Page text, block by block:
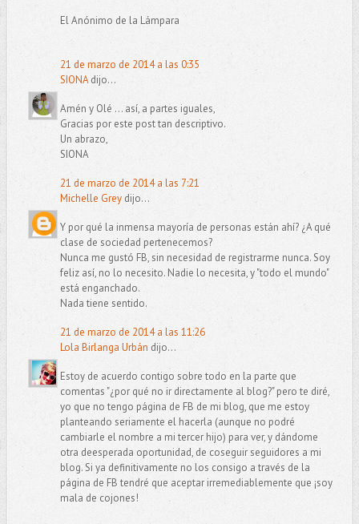
El Anónimo de la Lámpara
21 de marzo de 2014 a las 0:35
SIONAdijo...
Amén y Olé ... así, a partes iguales,
Gracias por este post tan descriptivo.
Un abrazo,
SIONA
21 de marzo de 2014 a las 7:21
Michelle Greydijo...
Y por qué la inmensa mayoría de personas están ahí? ¿A qué
clase de sociedad pertenecemos?
Nunca me gustó FB, sin necesidad de registrarme nunca. Soy
feliz así, no lo necesito. Nadie lo necesita, y "todo el mundo"
está enganchado.
Nada tiene sentido.
21 de marzo de 2014 a las 11:26
Lola Birlanga Urbán dijo...
Estoy de acuerdo contigo sobre todo en la parte que
comentas "¿por qué no ir directamente al blog?" pero te diré,
yo que no tengo página de FB de mi blog, que me estoy
planteando seriamente el hacerla (aunque no podré
cambiarle el nombre a mi tercer hijo) para ver, y dándome
otra deesperada oportunidad, de coseguir seguidores a mi
blog. Si ya definitivamente no los consigo a través de la
página de FB tendré que aceptar irremediablemente que ¡soy
mala de cojones!